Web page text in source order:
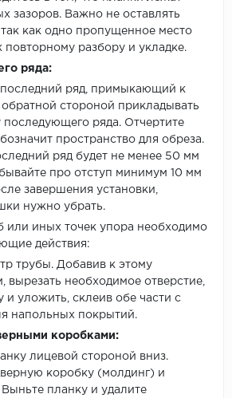
зазоров. Важно не оставлять
так как одно пропущенное место
повторному разбору и укладке.
ряда:
ряд, примыкающий к
стороной прикладывать
последующего ряда. Отчертите
пространство для обреза.
ряд будет не менее 50 мм
про отступ минимум 10 мм
завершения установки,
нужно убрать.
или иных точек упора необходимо
действия:
трубы. Добавив к этому
вырезать необходимое отверстие,
и уложить, склеив обе части с
напольных покрытий.
коробками:
лицевой стороной вниз.
коробку (молдинг) и
планку и удалите